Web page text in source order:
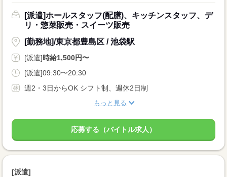
[派遣]ホールスタッフ(配膳)、キッチンスタッフ、デ
リ・惣菜販売・スイーツ販売
[勤務地]/東京都豊島区 / 池袋駅
[派遣]時給1,500円〜
[派遣]09:30〜20:30
週2・3日からOK シフト制、週休2日制
もっと見る
応募する（バイトル求人）
[派遣]